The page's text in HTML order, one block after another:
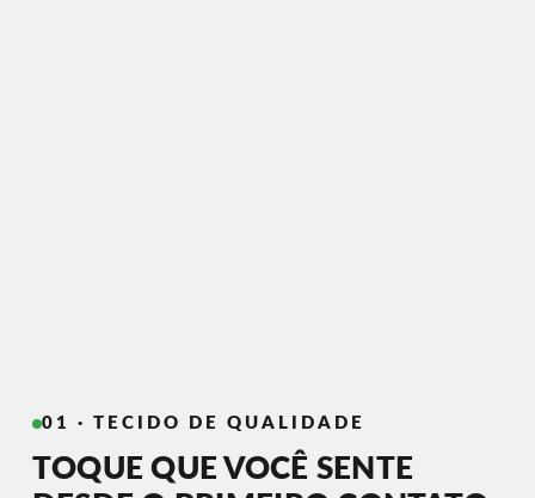
01 · TECIDO DE QUALIDADE
TOQUE QUE VOCÊ SENTE